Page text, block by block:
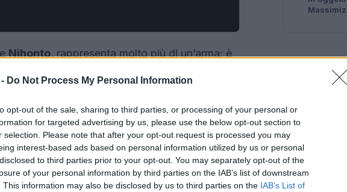
Do Not Process My Personal Information
opt-out of the sale, sharing to third parties, or processing of your personal or
for targeted advertising by us, please use the below opt-out section to
selection. Please note that after your opt-out request is processed you may
interest-based ads based on personal information utilized by us or personal
to third parties prior to your opt-out. You may separately opt-out of the
of your personal information by third parties on the IAB’s list of downstream
This information may also be disclosed by us to third parties on the IAB’s List of
Nihonto, rappresenta molto più di un’arma: è
è essenziale familiarizzare con il
dalla curvatura della lama alla